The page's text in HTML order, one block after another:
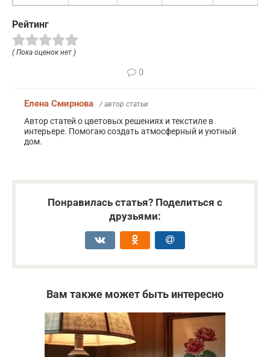
Рейтинг
( Пока оценок нет )
0
Елена Смирнова / автор статьи
Автор статей о цветовых решениях и текстиле в
интерьере. Помогаю создать атмосферный и уютный
дом.
Понравилась статья? Поделиться с
друзьями:
Вам также может быть интересно